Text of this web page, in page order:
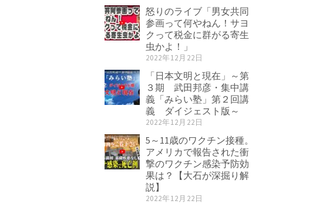
怒りのライブ「男女共同
参画って何やねん！サヨ
クって税金に群がる寄生
虫かよ！」
2022年12月22日
「日本文明と現在」～第
３期 武田邦彦・集中講
義「みらい塾」第２回講
義 ダイジェスト版～
2022年12月22日
5～11歳のワクチン接種。
アメリカで報告された衝
撃のワクチン感染予防効
果は？【大石が深掘り解
説】
2022年12月22日